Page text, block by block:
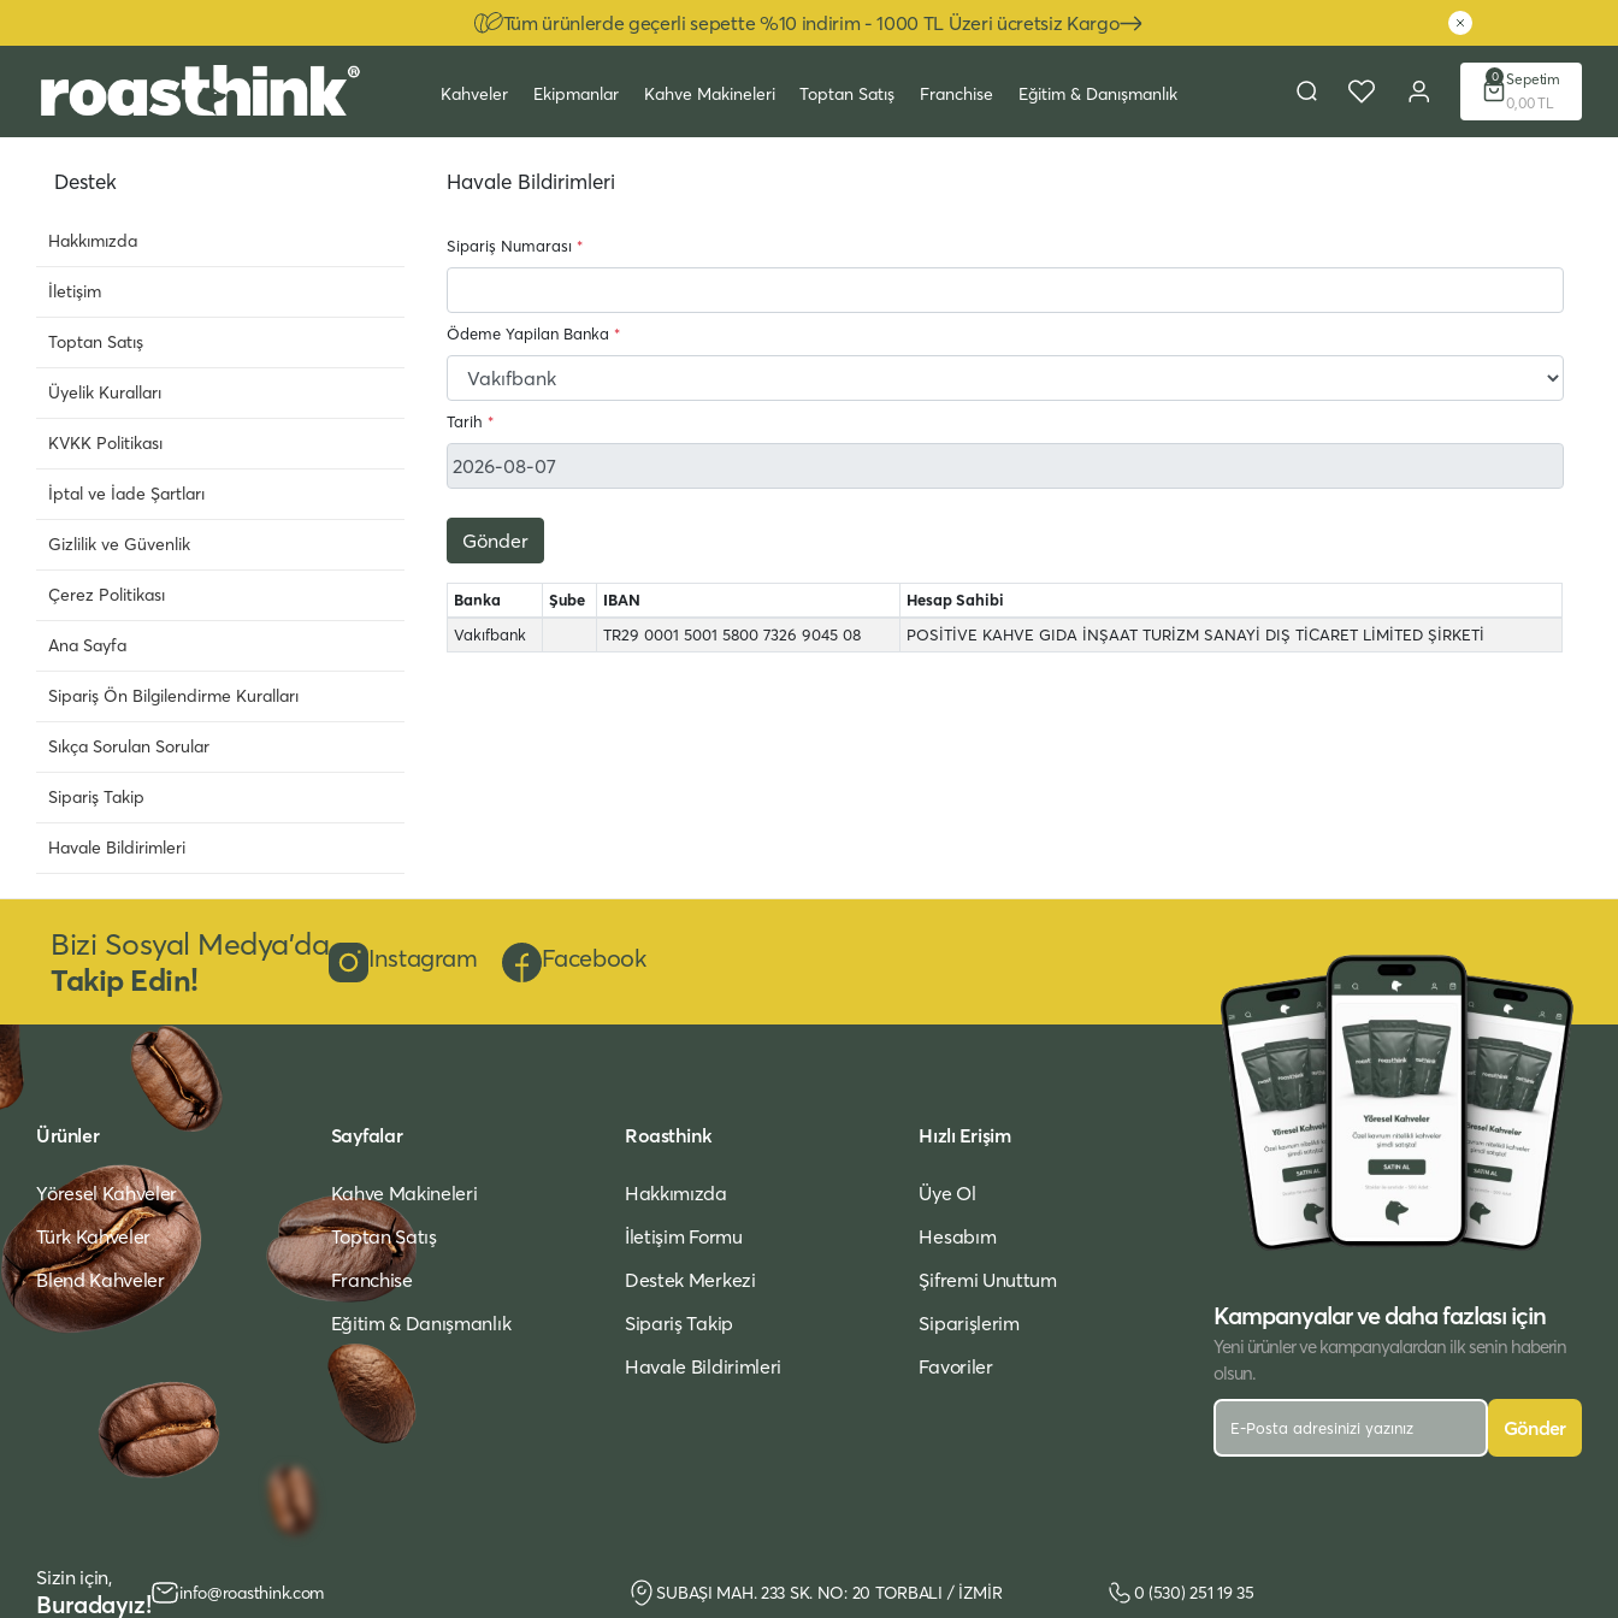
Tüm ürünlerde geçerli sepette %10 indirim - 1000 TL Üzeri ücretsiz Kargo
Kahveler Ekipmanlar Kahve Makineleri Toptan Satış Franchise Eğitim & Danışmanlık
0 Sepetim
0,00 TL
Destek
Hakkımızda
İletişim
Toptan Satış
Üyelik Kuralları
KVKK Politikası
İptal ve İade Şartları
Gizlilik ve Güvenlik
Çerez Politikası
Ana Sayfa
Sipariş Ön Bilgilendirme Kuralları
Sıkça Sorulan Sorular
Sipariş Takip
Havale Bildirimleri
Havale Bildirimleri
Sipariş Numarası *
Ödeme Yapilan Banka *
Tarih *
Gönder
Banka Şube IBAN
Hesap Sahibi
Vakıfbank
TR29 0001 5001 5800 7326 9045 08 POSİTİVE KAHVE GIDA İNŞAAT TURİZM SANAYİ DIŞ TİCARET LİMİTED ŞİRKETİ
Bizi Sosyal Medya’da
Takip Edin!
Instagram Facebook
Ürünler
Yöresel Kahveler
Türk Kahveler
Blend Kahveler
Sayfalar
Kahve Makineleri
Toptan Satış
Franchise
Eğitim & Danışmanlık
Roasthink
Hakkımızda
İletişim Formu
Destek Merkezi
Sipariş Takip
Havale Bildirimleri
Hızlı Erişim
Üye Ol
Hesabım
Şifremi Unuttum
Siparişlerim
Favoriler
Kampanyalar ve daha fazlası için
Yeni ürünler ve kampanyalardan ilk senin haberin
olsun.
Gönder
Sizin için,
Buradayız! info@roasthink.com SUBAŞI MAH. 233 SK. NO: 20 TORBALI / İZMİR 0 (530) 251 19 35